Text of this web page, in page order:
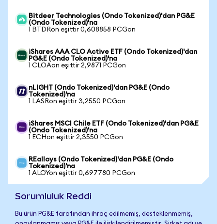
Bitdeer Technologies (Ondo Tokenized)'dan PG&E
(Ondo Tokenized)'na
1 BTDRon eşittir 0,608858 PCGon
iShares AAA CLO Active ETF (Ondo Tokenized)'dan
PG&E (Ondo Tokenized)'na
1 CLOAon eşittir 2,9871 PCGon
nLIGHT (Ondo Tokenized)'dan PG&E (Ondo
Tokenized)'na
1 LASRon eşittir 3,2550 PCGon
iShares MSCI Chile ETF (Ondo Tokenized)'dan PG&E
(Ondo Tokenized)'na
1 ECHon eşittir 2,3550 PCGon
REalloys (Ondo Tokenized)'dan PG&E (Ondo
Tokenized)'na
1 ALOYon eşittir 0,697780 PCGon
Sorumluluk Reddi
Bu ürün PG&E tarafından ihraç edilmemiş, desteklenmemiş,